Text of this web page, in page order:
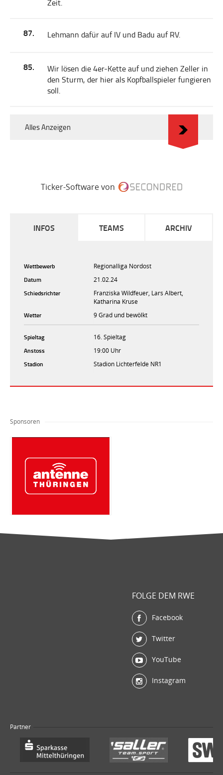
Zeit.
87. Lehmann dafür auf IV und Badu auf RV.
85.
Wir lösen die 4er-Kette auf und ziehen Zeller in
den Sturm, der hier als Kopfballspieler fungieren
soll.
Alles Anzeigen
Ticker-Software von
INFOS TEAMS ARCHIV
Wettbewerb
Regionalliga Nordost
Datum
21.02.24
Schiedsrichter
Franziska Wildfeuer, Lars Albert,
Katharina Kruse
Wetter
9 Grad und bewölkt
Spieltag
16. Spieltag
Anstoss
19:00 Uhr
Stadion
Stadion Lichterfelde NR1
Sponsoren
FOLGE DEM RWE
Facebook
Twitter
YouTube
Instagram
Partner